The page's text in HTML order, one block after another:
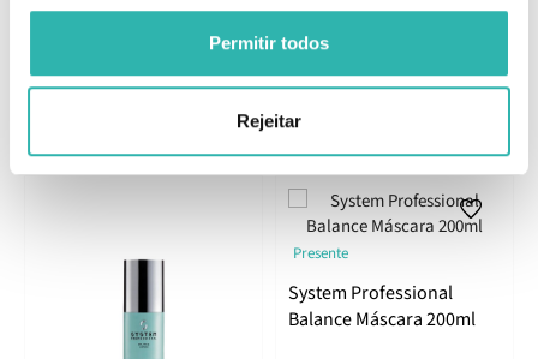
Permitir todos
Rejeitar
Produtos Relacionados
Presente
System Professional
Balance Máscara 200ml